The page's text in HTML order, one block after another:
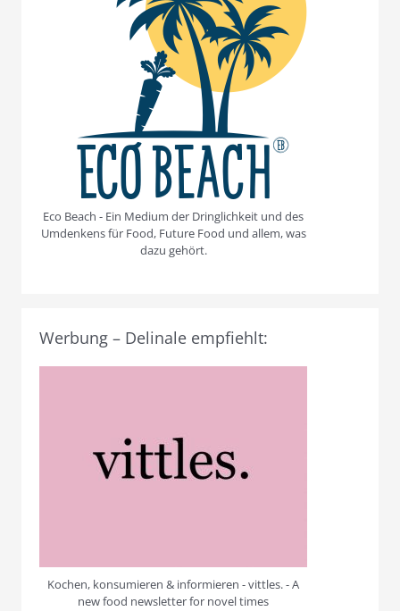
Eco Beach - Ein Medium der Dringlichkeit und des
Umdenkens für Food, Future Food und allem, was
dazu gehört.
Werbung – Delinale empfiehlt:
Kochen, konsumieren & informieren - vittles. - A
new food newsletter for novel times